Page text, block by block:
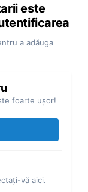
este
a adăuga
foarte uşor!
vă aici.